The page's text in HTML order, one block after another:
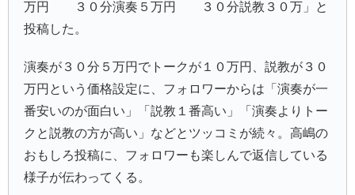
万円 ３０分演奏５万円 ３０分説教３０万」と
投稿した。
演奏が３０分５万円でトークが１０万円、説教が３０
万円という価格設定に、フォロワーからは「演奏が一
番安いのが面白い」「説教１番高い」「演奏よりトー
クと説教の方が高い」などとツッコミが続々。高嶋の
おもしろ投稿に、フォロワーも楽しんで返信している
様子が伝わってくる。